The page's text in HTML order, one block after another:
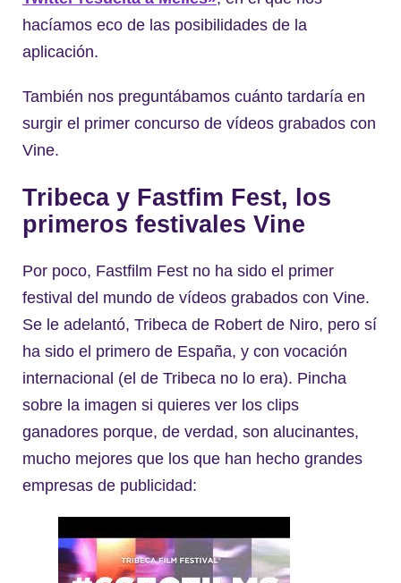
hacíamos eco de las posibilidades de la
aplicación.
También nos preguntábamos cuánto tardaría en
surgir el primer concurso de vídeos grabados con
Vine.
Tribeca y Fastfim Fest, los
primeros festivales Vine
Por poco, Fastfilm Fest no ha sido el primer
festival del mundo de vídeos grabados con Vine.
Se le adelantó, Tribeca de Robert de Niro, pero sí
ha sido el primero de España, y con vocación
internacional (el de Tribeca no lo era). Pincha
sobre la imagen si quieres ver los clips
ganadores porque, de verdad, son alucinantes,
mucho mejores que los que han hecho grandes
empresas de publicidad: